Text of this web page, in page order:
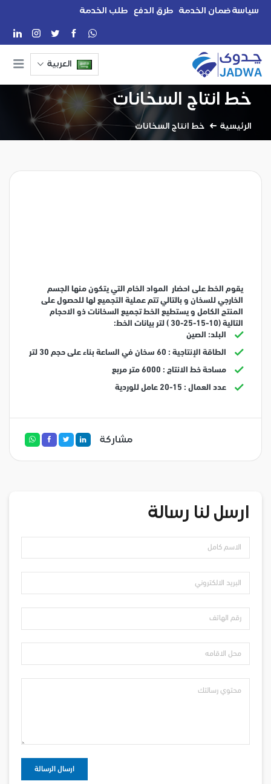
سياسة ضمان الخدمة طرق الدفع طلب الخدمة
العربية
خط انتاج السخانات
الرئيسية خط انتاج السخانات
يقوم الخط على احضار المواد الخام التي يتكون منها الجسم
الخارجي للسخان و بالتالي تتم عملية التجميع لها للحصول على
المنتج الكامل و يستطيع الخط تجميع السخانات ذو الاحجام
التالية (10-15-25-30 ) لتر بيانات الخط:
البلد: الصين
الطاقة الإنتاجية : 60 سخان في الساعة بناء على حجم 30 لتر
مساحة خط الانتاج : 6000 متر مربع
عدد العمال : 15-20 عامل للوردية
مشاركة
ارسل لنا رسالة